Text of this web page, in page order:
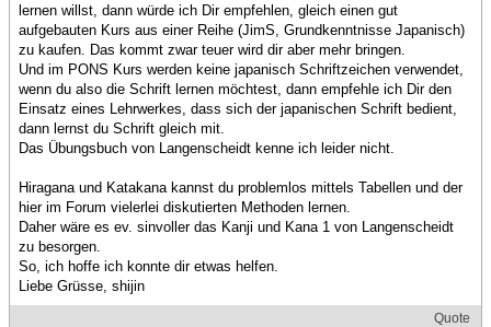
lernen willst, dann würde ich Dir empfehlen, gleich einen gut
aufgebauten Kurs aus einer Reihe (JimS, Grundkenntnisse Japanisch)
zu kaufen. Das kommt zwar teuer wird dir aber mehr bringen.
Und im PONS Kurs werden keine japanisch Schriftzeichen verwendet,
wenn du also die Schrift lernen möchtest, dann empfehle ich Dir den
Einsatz eines Lehrwerkes, dass sich der japanischen Schrift bedient,
dann lernst du Schrift gleich mit.
Das Übungsbuch von Langenscheidt kenne ich leider nicht.
Hiragana und Katakana kannst du problemlos mittels Tabellen und der
hier im Forum vielerlei diskutierten Methoden lernen.
Daher wäre es ev. sinvoller das Kanji und Kana 1 von Langenscheidt
zu besorgen.
So, ich hoffe ich konnte dir etwas helfen.
Liebe Grüsse, shijin
Quote